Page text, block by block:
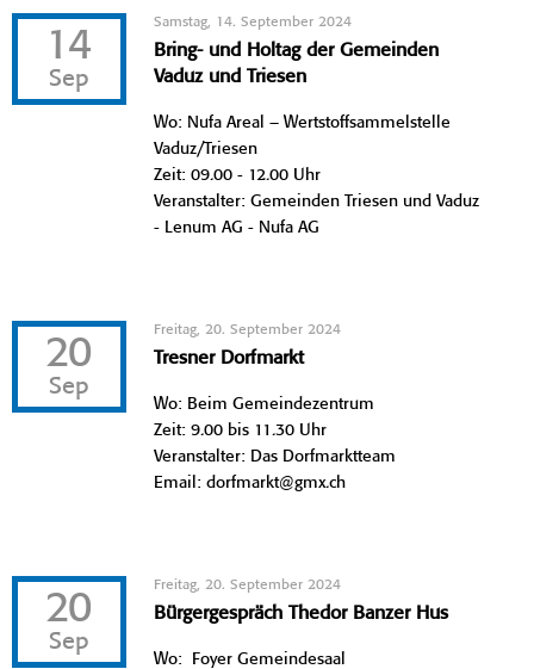
14
Sep
Samstag, 14. September 2024
Bring- und Holtag der Gemeinden
Vaduz und Triesen
Wo: Nufa Areal – Wertstoffsammelstelle
Vaduz/Triesen
Zeit: 09.00 - 12.00 Uhr
Veranstalter: Gemeinden Triesen und Vaduz
- Lenum AG - Nufa AG
20
Sep
Freitag, 20. September 2024
Tresner Dorfmarkt
Wo: Beim Gemeindezentrum
Zeit: 9.00 bis 11.30 Uhr
Veranstalter: Das Dorfmarktteam
Email: dorfmarkt@gmx.ch
20
Sep
Freitag, 20. September 2024
Bürgergespräch Thedor Banzer Hus
Wo: Foyer Gemeindesaal